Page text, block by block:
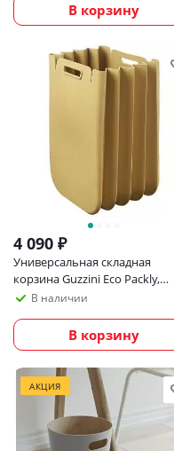
В корзину
4 090 ₽
Универсальная складная
корзина Guzzini Eco Packly,
горчичная
В наличии
В корзину
АКЦИЯ